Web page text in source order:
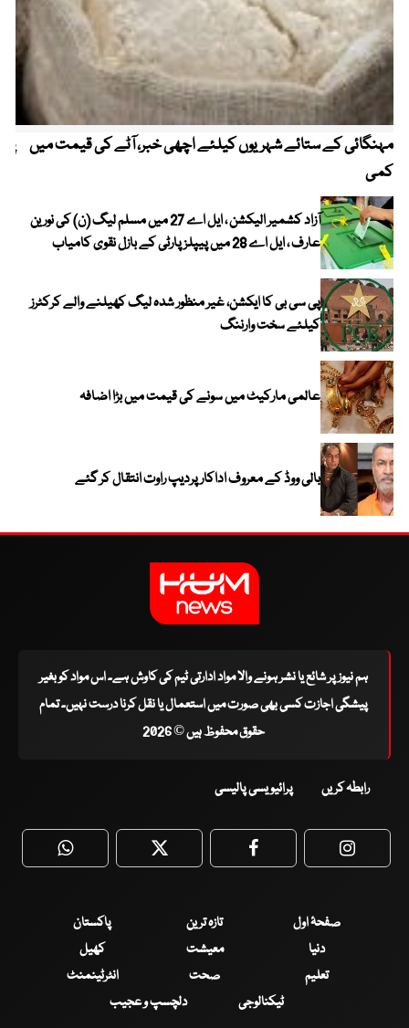
مہنگائی کے ستائے شہریوں کیلئے اچھی خبر، آٹے کی قیمت میں
کمی
آزاد کشمیر الیکشن ، ایل اے 27 میں مسلم لیگ (ن) کی نورین
عارف ، ایل اے 28 میں پیپلز پارٹی کے بازل نقوی کامیاب
پی سی بی کا ایکشن، غیر منظور شدہ لیگ کھیلنے والے کرکٹرز
کیلئے سخت وارننگ
عالمی مارکیٹ میں سونے کی قیمت میں بڑا اضافہ
بالی ووڈ کے معروف اداکار پردیپ راوت انتقال کر گئے
ہم نیوز پر شائع یا نشر ہونے والا مواد ادارتی ٹیم کی کاوش ہے۔ اس مواد کو بغیر
پیشگی اجازت کسی بھی صورت میں استعمال یا نقل کرنا درست نہیں۔ تمام
حقوق محفوظ ہیں © 2026
رابطہ کریں پرائیویسی پالیسی
WhatsApp Twitter Facebook
صفحۂ اول تازہ ترین
پاکستان
دنیا
معیشت
کھیل
تعلیم
صحت
انٹرٹینمنٹ
ٹیکنالوجی
دلچسپ و عجیب